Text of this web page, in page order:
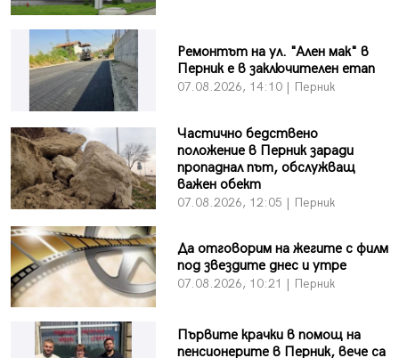
Ремонтът на ул. "Ален мак" в
Перник е в заключителен етап
07.08.2026, 14:10 | Перник
Частично бедствено
положение в Перник заради
пропаднал път, обслужващ
важен обект
07.08.2026, 12:05 | Перник
Да отговорим на жегите с филм
под звездите днес и утре
07.08.2026, 10:21 | Перник
Първите крачки в помощ на
пенсионерите в Перник, вече са